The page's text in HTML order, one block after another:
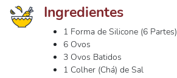
Ingredientes
1 Forma de Silicone (6 Partes)
6 Ovos
3 Ovos Batidos
1 Colher (Chá) de Sal